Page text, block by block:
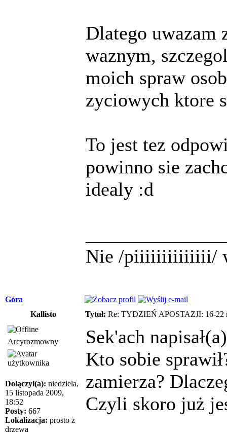
Dlatego uwazam
waznym,
moich spraw
zyciowych ktore
To jest tez
powinno sie
idealy :d
Nie /piiiiiiiiiiiiii/
Góra
Kallisto
Tytuł: Re: TYDZIEŃ APOSTAZJI: 16-22
Arcyrozmowny
Dołączył(a): niedziela,
15 listopada 2009,
18:52
Posty: 667
Lokalizacja: prosto z
drzewa
Sek'ach
Kto sobie
zamierza?
Czyli skoro już